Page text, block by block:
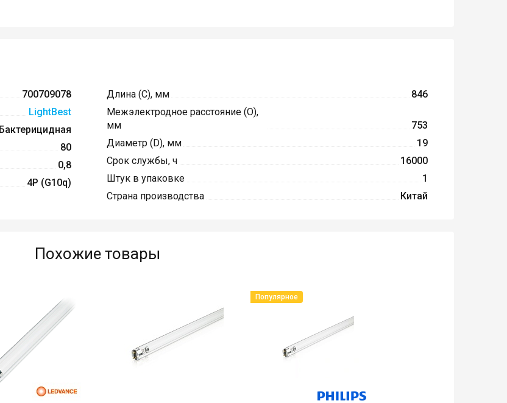
700709078
LightBest
Бактерицидная
80
0,8
4P (G10q)
Длина (C), мм
846
Межэлектродное расстояние (O),
мм
753
Диаметр (D), мм
19
Срок службы, ч
16000
Штук в упаковке
1
Страна производства
Китай
Похожие товары
Популярное